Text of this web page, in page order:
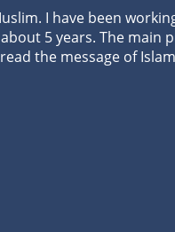
I have been
5 years. The main
the message of